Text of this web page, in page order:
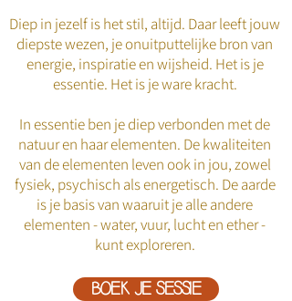
Diep in jezelf is het stil, altijd. Daar leeft jouw
diepste wezen, je onuitputtelijke bron van
energie, inspiratie en wijsheid. Het is je
essentie. Het is je ware kracht.
In essentie ben je diep verbonden met de
natuur en haar elementen. De kwaliteiten
van de elementen leven ook in jou, zowel
fysiek, psychisch als energetisch. De aarde
is je basis van waaruit je alle andere
elementen - water, vuur, lucht en ether -
kunt exploreren.
BOEK JE SESSIE